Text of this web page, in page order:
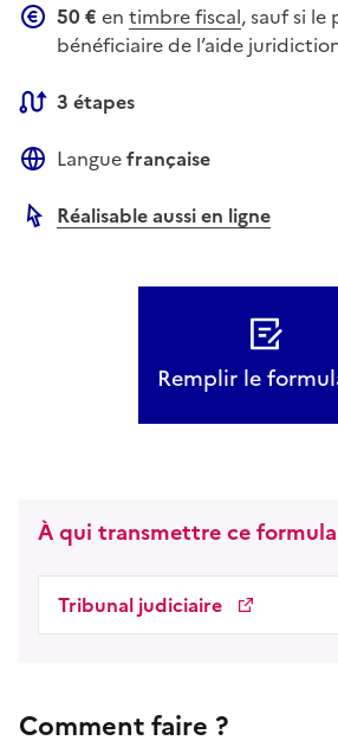
50 € en timbre fiscal, sauf si le
bénéficiaire de l’aide
3 étapes
Languefrançaise
Réalisable aussi en ligne
Remplir le
À qui transmettre ce
Tribunal judiciaire
Comment faire ?